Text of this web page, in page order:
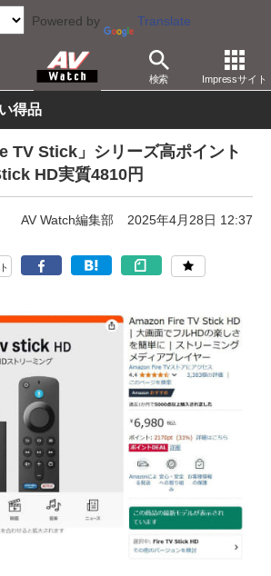
Powered by Translate
検索 Impressサイト
ップ セール
得品
TV Stick」シリーズ高ポイント
HD実質4810円
AV Watch編集部 2025年4月28日 12:37